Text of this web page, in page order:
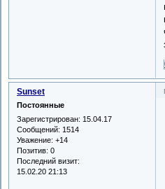
Sunset
Постоянные
Зарегистрирован: 15.04.17
Сообщений: 1514
Уважение: +14
Позитив: 0
Последний визит:
15.02.20 21:13